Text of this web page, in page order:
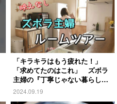
「キラキラはもう疲れた！」
「求めてたのはこれ」 ズボラ
主婦の『丁寧じゃない暮らし』
がこちら
2024.09.19